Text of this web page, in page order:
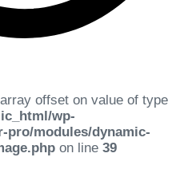
offset on value of type
wp-
pro/modules/dynamic-
on line 39